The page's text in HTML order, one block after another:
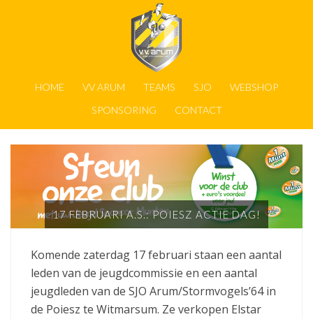
HOME VV ARUM TEAMS SJO
WEBSHOP
SPONSORING
CONTACT
17 FEBRUARI A.S.: POIESZ ACTIE DAG!
Komende zaterdag 17 februari staan een aantal
leden van de jeugdcommissie en een aantal
jeugdleden van de SJO Arum/Stormvogels’64 in
de Poiesz te Witmarsum. Ze verkopen Elstar